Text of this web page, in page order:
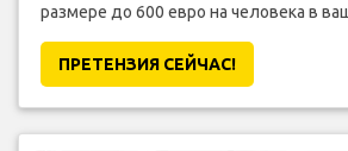
размере до 600 евро на человека в
ПРЕТЕНЗИЯ CЕЙЧАС!